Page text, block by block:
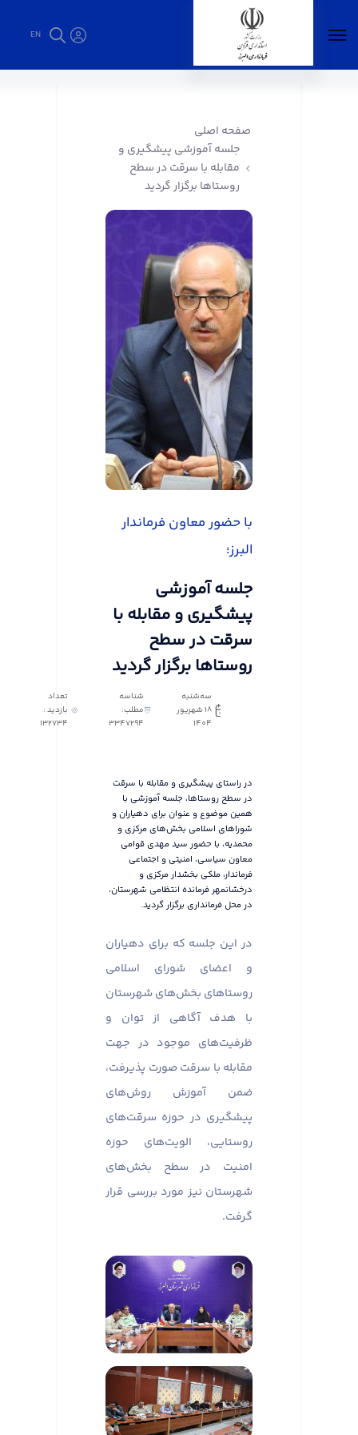
EN
صفحه اصلی
جلسه آموزشی پیشگیری و
مقابله با سرقت در سطح
روستاها برگزار گردید
با حضور معاون فرماندار
البرز؛
جلسه آموزشی
پیشگیری و مقابله با
سرقت در سطح
روستاها برگزار گردید
سه‌شنبه
18 شهریور
1404
شناسه
مطلب:
3347294
تعداد
بازدید :
132734
در راستای پیشگیری و مقابله با سرقت
در سطح روستاها، جلسه آموزشی با
همین موضوع و عنوان برای دهیاران و
شوراهای اسلامی بخش‌های مرکزی و
محمدیه، با حضور سید مهدی قوامی
معاون سیاسی، امنیتی و اجتماعی
فرماندار، ملکی بخشدار مرکزی و
درخشانمهر فرمانده انتظامی شهرستان،
در محل فرمانداری برگزار گردید.
در این جلسه که برای دهیاران
و اعضای شورای اسلامی
روستاهای بخش‌های شهرستان
با هدف آگاهی از توان و
ظرفیت‌های موجود در جهت
مقابله با سرقت صورت پذیرفت،
ضمن آموزش روش‌های
پیشگیری در حوزه سرقت‌های
روستایی، الویت‌های حوزه
امنیت در سطح بخش‌های
شهرستان نیز مورد بررسی قرار
گرفت.